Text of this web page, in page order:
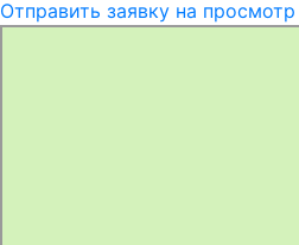
Отправить заявку на просмотр